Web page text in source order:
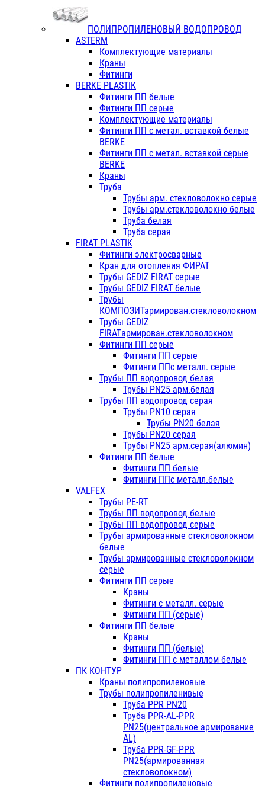
ПОЛИПРОПИЛЕНОВЫЙ ВОДОПРОВОД
ASTERM
Комплектующие материалы
Краны
Фитинги
BERKE PLASTIK
Фитинги ПП белые
Фитинги ПП серые
Комплектующие материалы
Фитинги ПП с метал. вставкой белые
BERKE
Фитинги ПП с метал. вставкой серые
BERKE
Краны
Труба
Трубы арм. стекловолокно серые
Трубы арм.стекловолокно белые
Труба белая
Труба серая
FIRAT PLASTIK
Фитинги электросварные
Кран для отопления ФИРАТ
Трубы GEDIZ FIRAT серые
Трубы GEDIZ FIRAT белые
Трубы
КОМПОЗИТармирован.стекловолокном
Трубы GEDIZ
FIRATармирован.стекловолокном
Фитинги ПП серые
Фитинги ПП серые
Фитинги ППс металл. серые
Трубы ПП водопровод белая
Трубы PN25 арм.белая
Трубы ПП водопровод серая
Трубы PN10 серая
Трубы PN20 белая
Трубы PN20 серая
Трубы PN25 арм.серая(алюмин)
Фитинги ПП белые
Фитинги ПП белые
Фитинги ППс металл.белые
VALFEX
Трубы PE-RT
Трубы ПП водопровод белые
Трубы ПП водопровод серые
Трубы армированные стекловолокном
белые
Трубы армированные стекловолокном
серые
Фитинги ПП серые
Краны
Фитинги с металл. серые
Фитинги ПП (серые)
Фитинги ПП белые
Краны
Фитинги ПП (белые)
Фитинги ПП с металлом белые
ПК КОНТУР
Краны полипропиленовые
Трубы полипропиленивые
Труба PPR PN20
Труба PPR-AL-PPR
PN25(центральное армирование
AL)
Труба PPR-GF-PPR
PN25(армированная
стекловолокном)
Фитинги полипропиленовые